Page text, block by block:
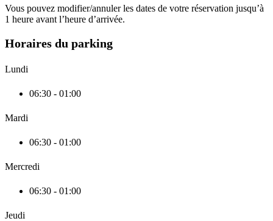
Vous pouvez modifier/annuler les dates de votre réservation jusqu’à
1 heure avant l’heure d’arrivée.
Horaires du parking
Lundi
06:30 - 01:00
Mardi
06:30 - 01:00
Mercredi
06:30 - 01:00
Jeudi